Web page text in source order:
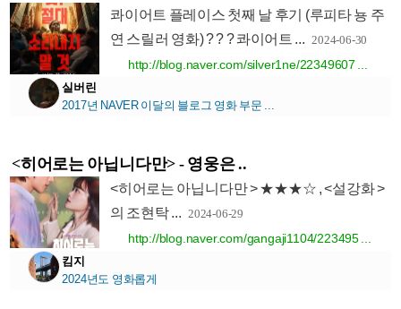
콰이어트 플레이스 첫째 날 후기 (루피타 뇽 주
연 스릴러 영화) ? ? ? 콰이어트 ... 2024-06-30
http://blog.naver.com/silver1ne/22349607 ...
실버린
2017년 NAVER 이달의 블로그 영화 부문 ...
<히어로는 아닙니다만> - 영웅은 ..
<히어로는 아닙니다만 > ★★★☆ , <설강화 >
의 조현탁 ... 2024-06-29
http://blog.naver.com/gangaji1104/223495 ...
킴지
2024년도 영화롭게